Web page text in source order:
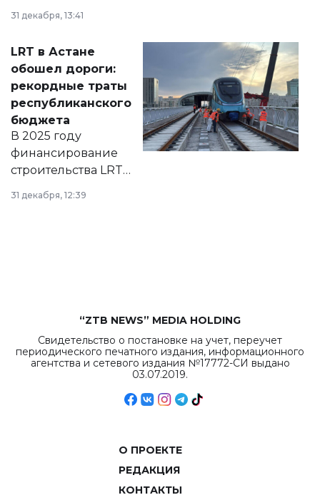
города на 2026–
2028 годы.
документ
появился в базе
нормативных
правовых актов и
на сайте маслихат
города.
31 декабря, 13:41
LRT в Астане
обошел дороги:
рекордные траты
республиканского
бюджета
В 2025 году
финансирование
строительства LRT
в Астане из
республиканского
31 декабря, 12:39
“ZTB NEWS” MEDIA HOLDING
Свидетельство о постановке на учет, переучет
периодического печатного издания, информационного
агентства и сетевого издания №17772-СИ выдано
03.07.2019.
О ПРОЕКТЕ
РЕДАКЦИЯ
КОНТАКТЫ